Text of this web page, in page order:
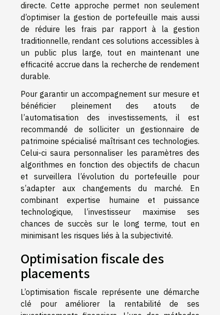
directe. Cette approche permet non seulement
d’optimiser la gestion de portefeuille mais aussi
de réduire les frais par rapport à la gestion
traditionnelle, rendant ces solutions accessibles à
un public plus large, tout en maintenant une
efficacité accrue dans la recherche de rendement
durable.
Pour garantir un accompagnement sur mesure et
bénéficier pleinement des atouts de
l’automatisation des investissements, il est
recommandé de solliciter un gestionnaire de
patrimoine spécialisé maîtrisant ces technologies.
Celui-ci saura personnaliser les paramètres des
algorithmes en fonction des objectifs de chacun
et surveillera l’évolution du portefeuille pour
s’adapter aux changements du marché. En
combinant expertise humaine et puissance
technologique, l’investisseur maximise ses
chances de succès sur le long terme, tout en
minimisant les risques liés à la subjectivité.
Optimisation fiscale des
placements
L’optimisation fiscale représente une démarche
clé pour améliorer la rentabilité de ses